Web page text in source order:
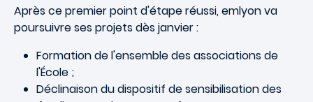
Après ce premier point d'étape réussi, emlyon va
poursuivre ses projets dès janvier :
Formation de l'ensemble des associations de
l'École ;
Déclinaison du dispositif de sensibilisation des